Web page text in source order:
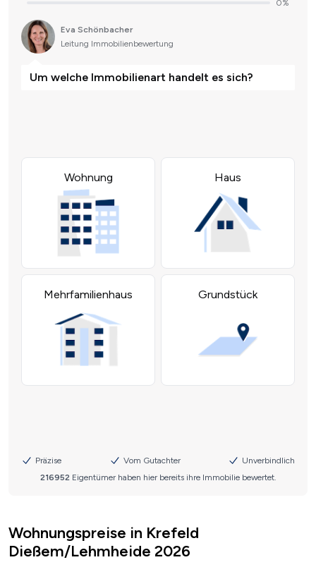
Wohnungspreise in Krefeld
Dießem/Lehmheide 2026